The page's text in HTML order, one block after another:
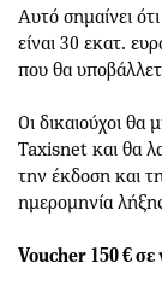
Αυτό σημαίνει
είναι 30 εκατ.
που θα
Οι δικαιούχοι
Taxisnet και θα
την έκδοση και
ημερομηνία
Voucher 150 € σε